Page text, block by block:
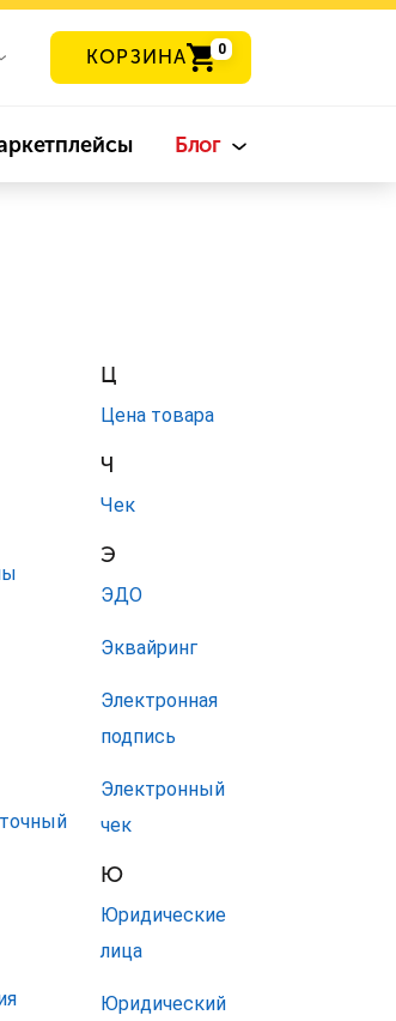
КОРЗИНА 0
Блог
Ц
Цена товара
Ч
Чек
Э
ЭДО
Эквайринг
Электронная
подпись
Электронный
чек
Ю
Юридические
лица
Юридический